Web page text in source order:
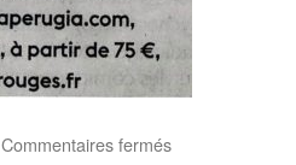
Commentaires ferméssur